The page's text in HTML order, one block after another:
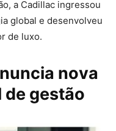
a Cadillac ingressou
global e desenvolveu
de luxo.
nova
gestão